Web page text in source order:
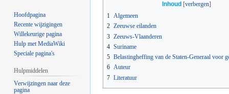
navigatie
springen
zoeken
springen
Inhoud
1 Algemeen
2 Zeeuwse eilanden
3 Zeeuws-Vlaanderen
4 Suriname
5 Belastingheffing van de Staten-Generaal voor
6 Auteur
7 Literatuur
Hoofdpagina
Recente wijzigingen
Willekeurige pagina
Hulp met MediaWiki
Speciale pagina's
Hulpmiddelen
Verwijzingen naar deze
pagina